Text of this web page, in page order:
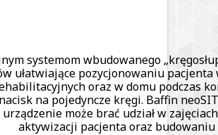
systemom wbudowanego
ułatwiające pozycjonowaniu pacjenta
oraz w domu podczas
na pojedyncze kręgi. Baffin
może brać udział w
aktywizacji pacjenta oraz